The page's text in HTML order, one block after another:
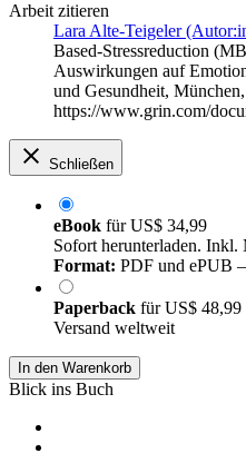
Arbeit zitieren
Lara Alte-Teigeler
Based-Stressreduction
Auswirkungen auf
und Gesundheit,
https://www.grin.com/
Schließen
eBook fürUS$ 34,99
Sofort herunterladen. Inkl.
Format: PDF und ePUB
Paperback fürUS$ 48,99
Versand weltweit
In den Warenkorb
Blick ins Buch